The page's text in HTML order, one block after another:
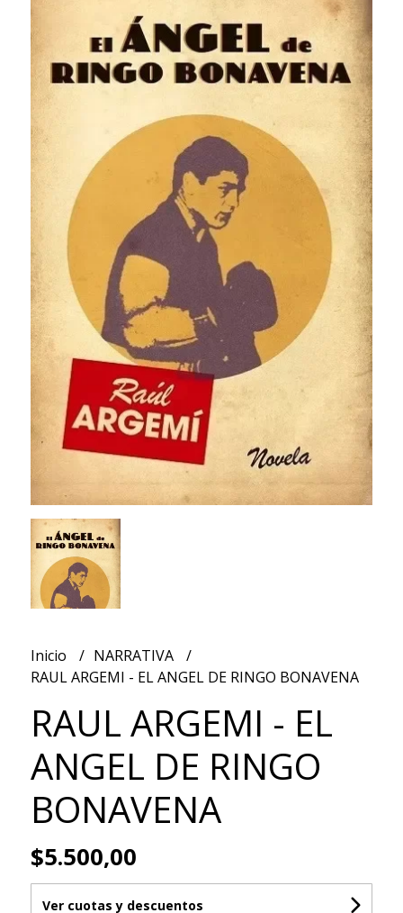
Inicio
NARRATIVA
RAUL ARGEMI - EL ANGEL DE RINGO BONAVENA
RAUL ARGEMI - EL
ANGEL DE RINGO
BONAVENA
$5.500,00
Ver cuotas y descuentos